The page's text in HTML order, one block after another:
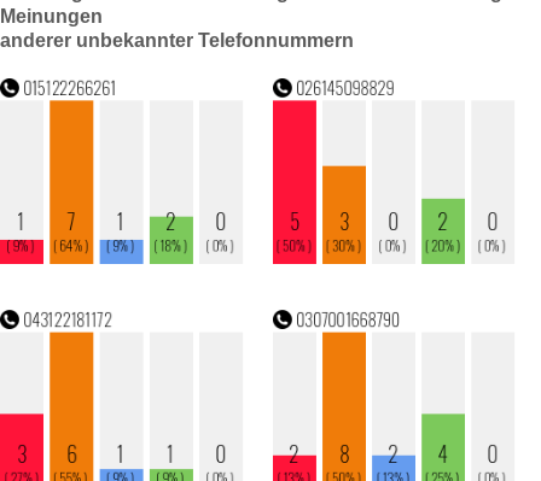
Meinungen
anderer unbekannter Telefonnummern